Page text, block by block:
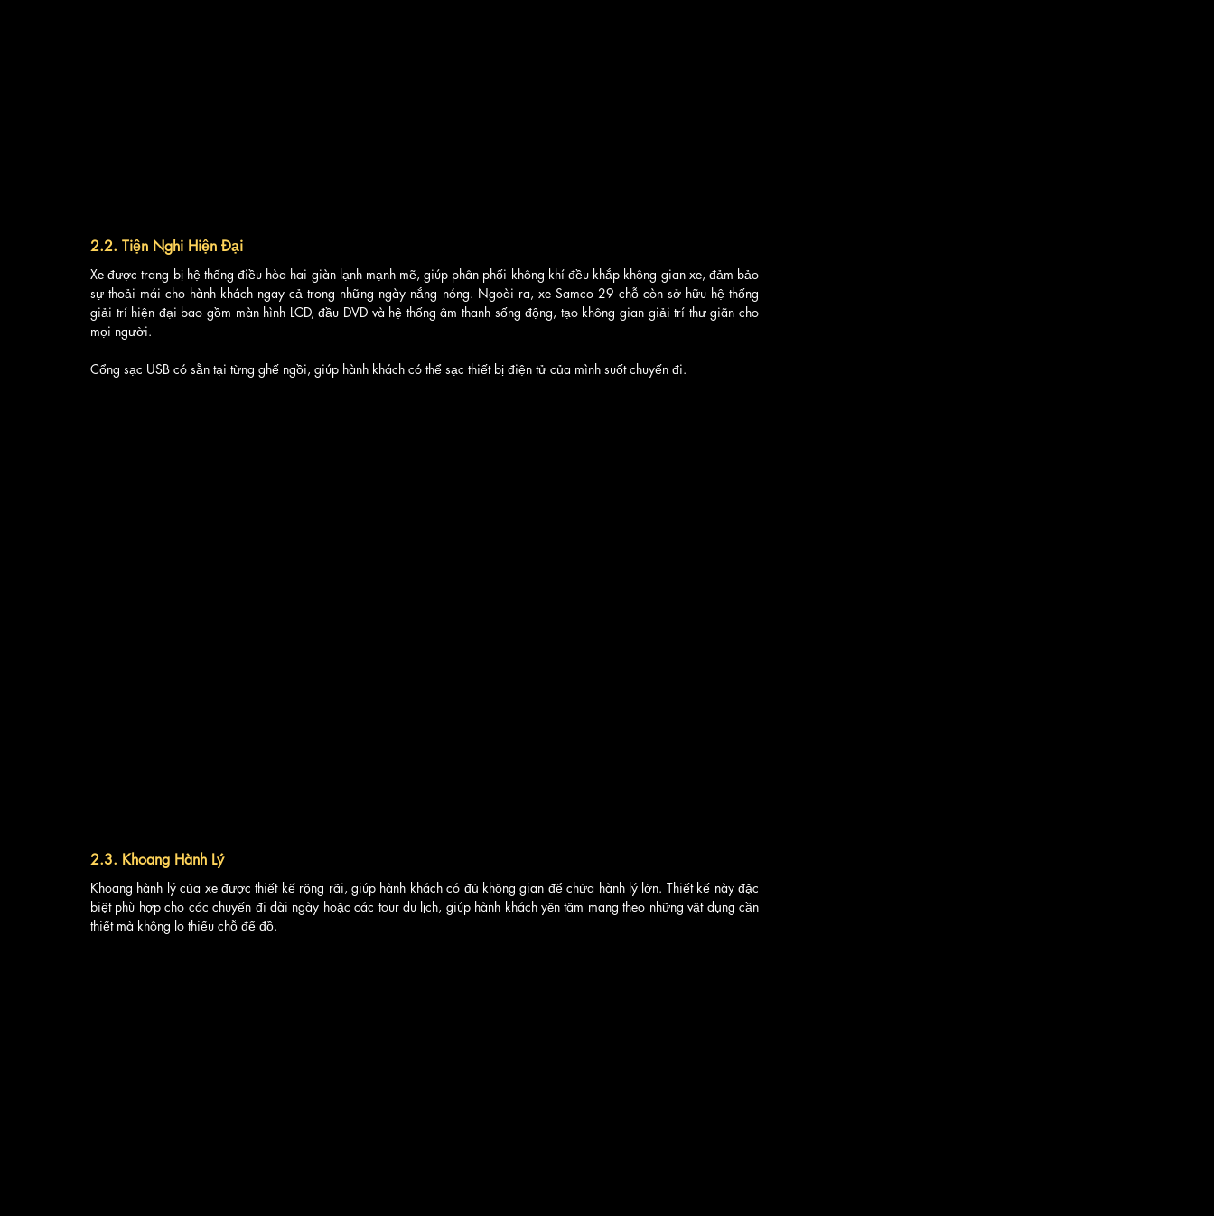
2.2. Tiện Nghi Hiện Đại
Xe được trang bị hệ thống điều hòa hai giàn lạnh mạnh mẽ, giúp phân phối không khí đều khắp không gian xe, đảm bảo
sự thoải mái cho hành khách ngay cả trong những ngày nắng nóng. Ngoài ra, xe Samco 29 chỗ còn sở hữu hệ thống
giải trí hiện đại bao gồm màn hình LCD, đầu DVD và hệ thống âm thanh sống động, tạo không gian giải trí thư giãn cho
mọi người.
Cổng sạc USB có sẵn tại từng ghế ngồi, giúp hành khách có thể sạc thiết bị điện tử của mình suốt chuyến đi.
2.3. Khoang Hành Lý
Khoang hành lý của xe được thiết kế rộng rãi, giúp hành khách có đủ không gian để chứa hành lý lớn. Thiết kế này đặc
biệt phù hợp cho các chuyến đi dài ngày hoặc các tour du lịch, giúp hành khách yên tâm mang theo những vật dụng cần
thiết mà không lo thiếu chỗ để đồ.